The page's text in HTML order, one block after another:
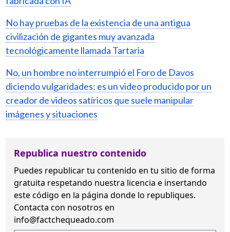
No hay pruebas de la existencia de una antigua
civilización de gigantes muy avanzada
tecnológicamente llamada Tartaria
No, un hombre no interrumpió el Foro de Davos
diciendo vulgaridades: es un video producido por un
creador de videos satíricos que suele manipular
imágenes y situaciones
Republica nuestro contenido
Puedes republicar tu contenido en tu sitio de forma
gratuita respetando nuestra licencia e insertando
este código en la página donde lo republiques.
Contacta con nosotros en
info@factchequeado.com